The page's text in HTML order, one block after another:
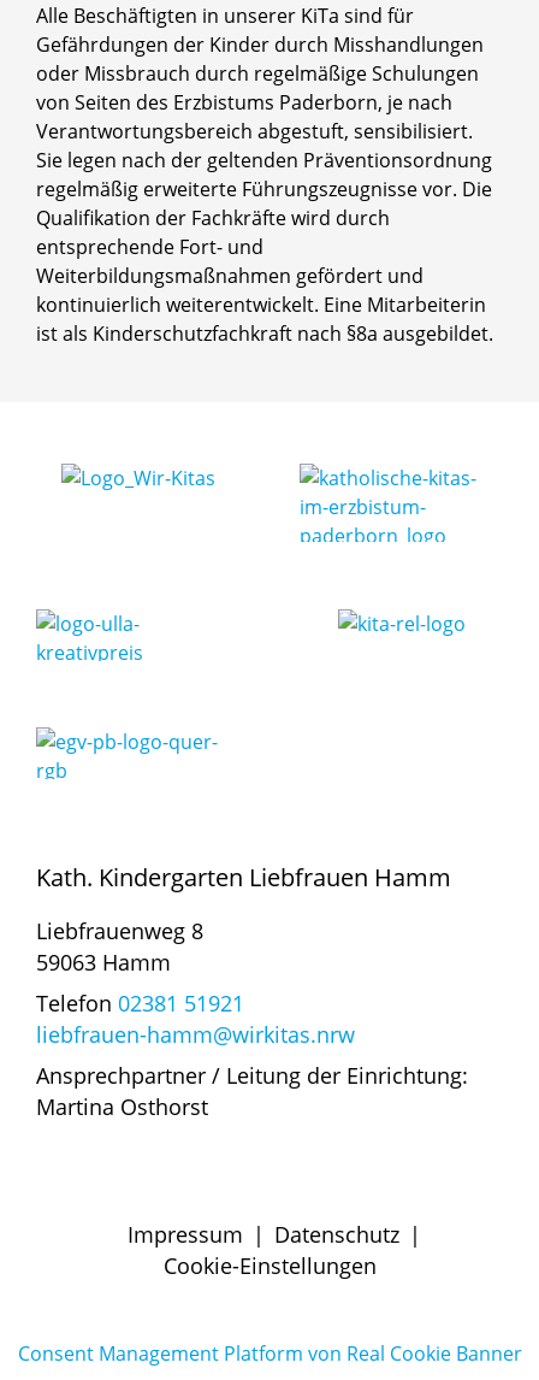
Alle Beschäftigten in unserer KiTa sind für
Gefährdungen der Kinder durch Misshandlungen
oder Missbrauch durch regelmäßige Schulungen
von Seiten des Erzbistums Paderborn, je nach
Verantwortungsbereich abgestuft, sensibilisiert.
Sie legen nach der geltenden Präventions­ordnung
regelmäßig erweiterte Führungszeugnisse vor. Die
Qualifikation der Fachkräfte wird durch
entsprechende Fort- und
Weiterbildungsmaßnahmen gefördert und
kontinuierlich weiterentwickelt. Eine Mitarbeiterin
ist als Kinderschutzfachkraft nach §8a ausgebildet.
Kath. Kindergarten Liebfrauen Hamm
Liebfrauenweg 8
59063 Hamm
Telefon 02381 51921
liebfrauen-hamm@wirkitas.nrw
Ansprechpartner / Leitung der Einrichtung:
Martina Osthorst
Impressum | Datenschutz |
Cookie-Einstellungen
Consent Management Platform von Real Cookie Banner